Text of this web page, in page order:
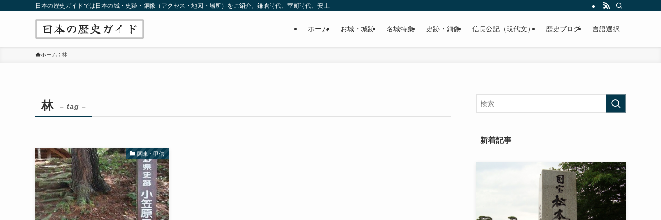
日本の歴史ガイドでは日本の城・史跡・銅像（アクセス・地図・場所）をご紹介。鎌倉時代、室町時代、安土桃山時代（戦国時代）、江戸時代と幅広くご紹介致します。
ホーム お城・城跡 名城特集 史跡・銅像 信長公記（現代文） 歴史ブログ 言語選択
ホーム 林
林 – tag –
関東・甲信
新着記事